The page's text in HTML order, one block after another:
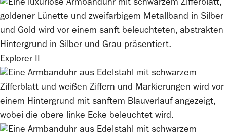
Explorer II